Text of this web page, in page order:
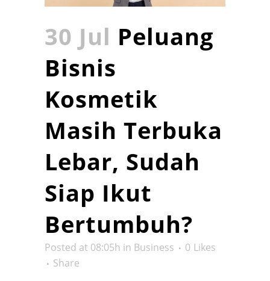
30 Jul Peluang
Bisnis
Kosmetik
Masih Terbuka
Lebar, Sudah
Siap Ikut
Bertumbuh?
Posted at 08:05h in Business 0 Likes
Share